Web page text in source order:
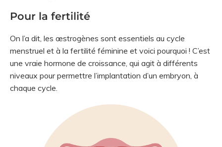
Pour la fertilité
On l’a dit, les œstrogènes sont essentiels au cycle
menstruel et à la fertilité féminine et voici pourquoi ! C’est
une vraie hormone de croissance, qui agit à différents
niveaux pour permettre l’implantation d’un embryon, à
chaque cycle.